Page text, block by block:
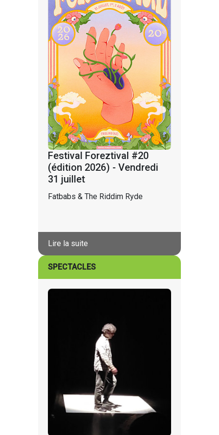
Festival Foreztival #20
(édition 2026) - Vendredi
31 juillet
Fatbabs & The Riddim Ryde
Lire la suite
SPECTACLES